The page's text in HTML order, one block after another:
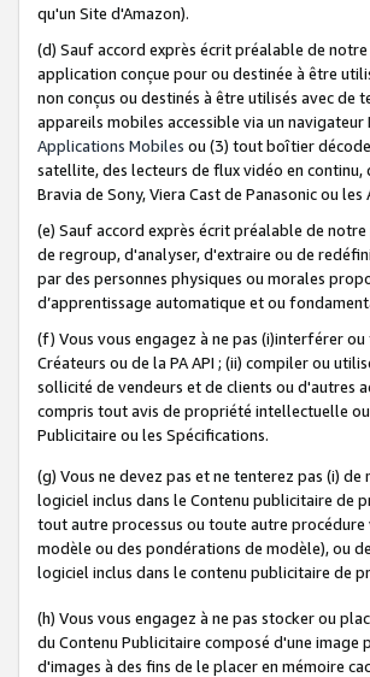
qu'un Site d'Amazon).
(d) Sauf accord exprès écrit préalable de
application conçue pour ou destinée à être
non conçus ou destinés à être utilisés avec
appareils mobiles accessible via un
Applications Mobiles ou (3) tout boîtier
satellite, des lecteurs de flux vidéo en
Bravia de Sony, Viera Cast de Panasonic ou
(e) Sauf accord exprès écrit préalable de notre
de regroup, d'analyser, d'extraire ou de
par des personnes physiques ou morales
d’apprentissage automatique et ou
(f) Vous vous engagez à ne pas (i)interférer
Créateurs ou de la PA API ; (ii) compiler ou
sollicité de vendeurs et de clients ou d'autres
compris tout avis de propriété intellectuelle ou
Publicitaire ou les Spécifications.
(g) Vous ne devez pas et ne tenterez pas (i)
logiciel inclus dans le Contenu publicitaire de
tout autre processus ou toute autre
modèle ou des pondérations de modèle), ou
logiciel inclus dans le contenu publicitaire de
(h) Vous vous engagez à ne pas stocker ou
du Contenu Publicitaire composé d'une image
d'images à des fins de le placer en mémoire